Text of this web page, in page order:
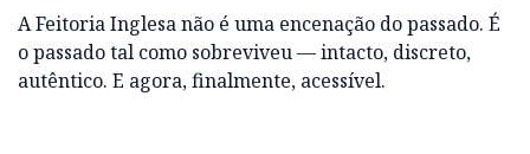
A Feitoria Inglesa não é uma encenação do passado. É
o passado tal como sobreviveu — intacto, discreto,
autêntico. E agora, finalmente, acessível.